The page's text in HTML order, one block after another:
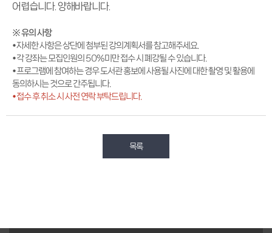
어렵습니다. 양해바랍니다.
※ 유의 사항
• 자세한 사항은 상단에 첨부된 강의계획서를 참고해주세요.
• 각 강좌는 모집인원의 50%미만 접수 시 폐강될 수 있습니다.
• 프로그램에 참여하는 경우 도서관 홍보에 사용될 사진에 대한 촬영 및 활용에
동의하시는 것으로 간주됩니다.
• 접수 후 취소 시 사전 연락 부탁드립니다.
목록